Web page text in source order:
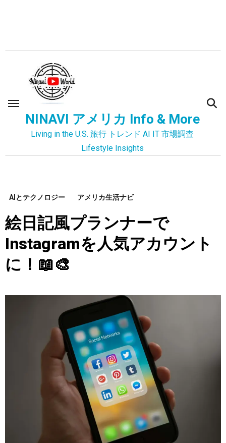
ス
NINAVI アメリカ Info & More
Living in the U.S. 旅行 トレンド AI IT 市場調査
Lifestyle Insights
AIとテクノロジー アメリカ生活ナビ
絵日記風プランナーで
Instagramを人気アカウント
に！📖🎨